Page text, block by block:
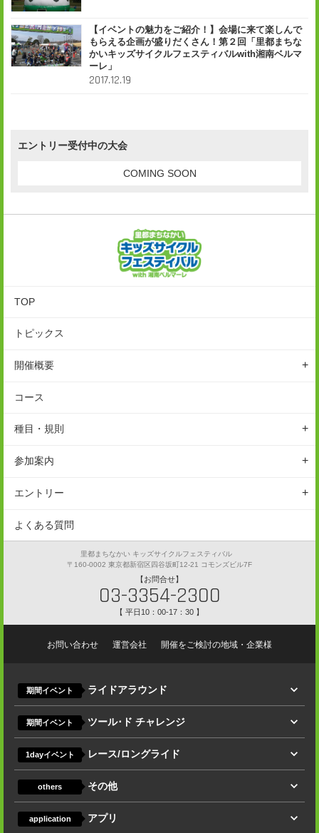
【イベントの魅力をご紹介！】会場に来て楽しんで
もらえる企画が盛りだくさん！第２回「里都まちな
かいキッズサイクルフェスティバルwith湘南ベルマ
ーレ」
2017.12.19
エントリー受付中の大会
COMING SOON
TOP
トピックス
開催概要
イベントの特徴
アクセス
駐車場
コース
種目・規則
なかいライダーマンキッズ
注意事項
参加案内
参加前のご案内
エントリー
エントリーの手続き
よくある質問
里都まちなかい キッズサイクルフェスティバル
〒160-0002 東京都新宿区四谷坂町12-21 コモンズビル7F
【お問合せ】
03-3354-2300
【 平日10：00-17：30 】
お問い合わせ 運営会社 開催をご検討の地域・企業様
期間イベント ライドアラウンド
期間イベント ツール･ド チャレンジ
1dayイベント レース/ロングライド
others その他
application アプリ